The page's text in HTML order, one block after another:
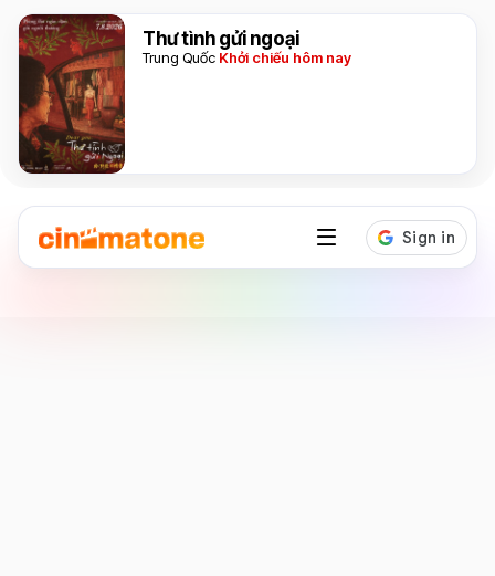
Thư tình gửi ngoại
Trung Quốc Khởi chiếu hôm nay